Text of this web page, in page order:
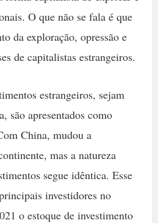
O que não se fala é que
da exploração, opressão e
de capitalistas estrangeiros.
estrangeiros, sejam
são apresentados como
China, mudou a
mas a natureza
segue idêntica. Esse
investidores no
o estoque de investimento